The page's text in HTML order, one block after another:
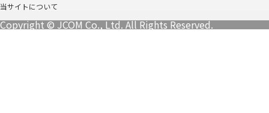
当サイトについて
Copyright © JCOM Co., Ltd. All Rights Reserved.